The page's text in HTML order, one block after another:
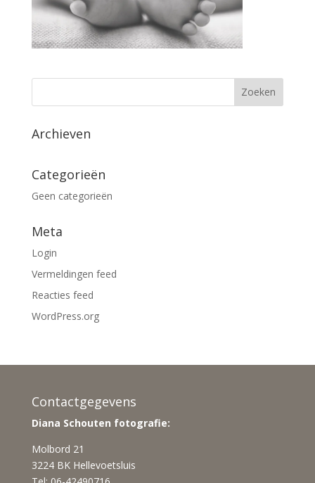
Archieven
Categorieën
Geen categorieën
Meta
Login
Vermeldingen feed
Reacties feed
WordPress.org
Contactgegevens
Diana Schouten fotografie:
Molbord 21
3224 BK Hellevoetsluis